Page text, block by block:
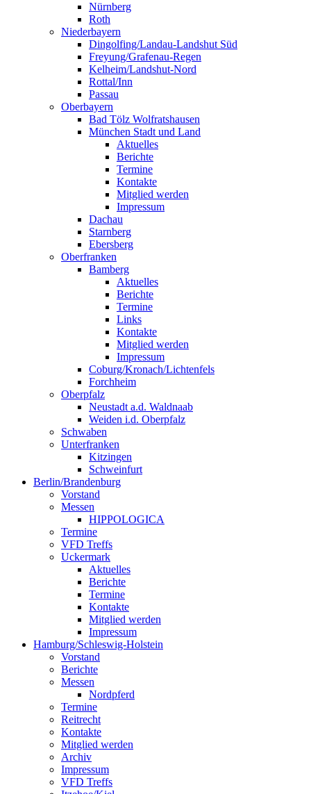
Nürnberg
Roth
Niederbayern
Dingolfing/Landau-Landshut Süd
Freyung/Grafenau-Regen
Kelheim/Landshut-Nord
Rottal/Inn
Passau
Oberbayern
Bad Tölz Wolfratshausen
München Stadt und Land
Aktuelles
Berichte
Termine
Kontakte
Mitglied werden
Impressum
Dachau
Starnberg
Ebersberg
Oberfranken
Bamberg
Aktuelles
Berichte
Termine
Links
Kontakte
Mitglied werden
Impressum
Coburg/Kronach/Lichtenfels
Forchheim
Oberpfalz
Neustadt a.d. Waldnaab
Weiden i.d. Oberpfalz
Schwaben
Unterfranken
Kitzingen
Schweinfurt
Berlin/Brandenburg
Vorstand
Messen
HIPPOLOGICA
Termine
VFD Treffs
Uckermark
Aktuelles
Berichte
Termine
Kontakte
Mitglied werden
Impressum
Hamburg/Schleswig-Holstein
Vorstand
Berichte
Messen
Nordpferd
Termine
Reitrecht
Kontakte
Mitglied werden
Archiv
Impressum
VFD Treffs